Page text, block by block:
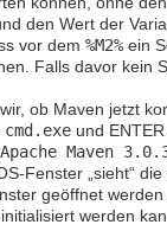
den Wert der
vor dem %M2% ein
Falls davor kein
ob Maven jetzt
cmd.exe und ENTER
Apache Maven
Fenster „sieht“
geöffnet
werden